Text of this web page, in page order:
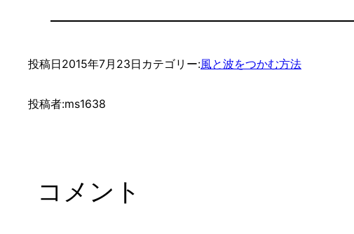
投稿日2015年7月23日 カテゴリー:風と波をつかむ方法
投稿者:ms1638
コメント